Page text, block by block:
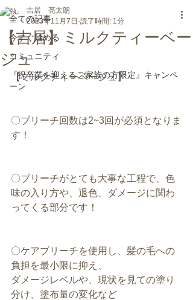
全ての記事
今すぐ始める
コミュニティ
『祝卒業を迎えるご家族の方限定』キャンペ
ーン
【吉居】ミルクティーベー
ジュ
吉居 亮太朗
2023年11月7日 読了時間: 1分
【ミルクティーベージュ】
〇ブリーチ回数は2~3回が必須となりま
す！
〇ブリーチがとても大事な工程で、色
味の入り方や、退色、ダメージに関わ
ってくる部分です！
〇ケアブリーチを使用し、髪の毛への
負担を最小限に抑え、
ダメージレベルや、現状を見ての塗り
分け、塗布量の変化など